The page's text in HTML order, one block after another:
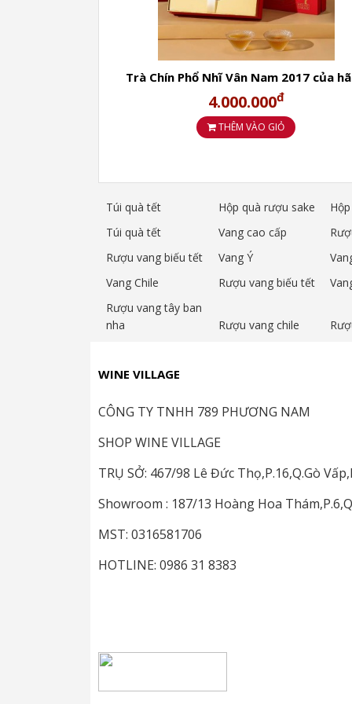
Hương thơm tự nhiên:hoa, quả,
Sợi trà mảnh, nhiềukim tơ vàng óng
Màu trà khô đẹp:vàng – nâu – đen
vàng kim trong sáng
Trà dễ uống, sang trọng, rất hợp để
Phổ Nhĩ chín Băng Đảo –
Hương
men nhẹ + mật ong thanh
Vị trà
êm, sạch, dễ uống , phù hợp
Cóđộ dẻo nhẹ như gel trái cây
Lá trà sau pha: đen bóng – mọng –
???? Ai thích trà ấm, dễ chịu, tốt cho tiêu
✔ Gạo rang (炒米香)
✔ Hương lan
Trà Chín Phổ Nhĩ Vân Nam 2017 của
Bama Tea Eight Horses top đầu T
4.000.000đ
THÊM VÀO GIỎ
Túi quà tết Hộp quà rượu sake
Túi quà tết
Vang cao cấp
Rượu vang biếu tết
Vang Ý
Vang Chile
Rượu vang biếu tết
Rượu vang tây ban
nha
Rượu vang chile
WINE VILLAGE
CÔNG TY TNHH 789 PHƯƠNG NAM
SHOP WINE VILLAGE
TRỤ SỞ: 467/98 Lê Đức Thọ,P.16,Q.Gò
Showroom : 187/13 Hoàng Hoa
MST: 0316581706
HOTLINE: 0986 31 8383